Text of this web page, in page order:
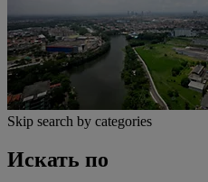
Skip search by categories
Искать по